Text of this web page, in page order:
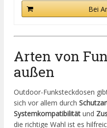
Bei
Arten von
außen
Outdoor-Funksteckdosen
sich vor allem durch
Systemkompatibilität und
die richtige Wahl ist es